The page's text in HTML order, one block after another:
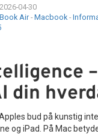
2026-04-30
Air- Macbook -
din
bud på kunstig
og iPad. På Mac